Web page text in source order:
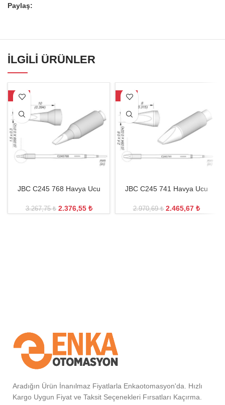
Paylaş:
İLGILI ÜRÜNLER
-27%
JBC C245 768 Havya Ucu
3.267,75₺ 2.376,55 ₺
-17%
JBC C245 741 Havya Ucu
2.970,69₺ 2.465,67 ₺
Aradığın Ürün İnanılmaz Fiyatlarla Enkaotomasyon'da. Hızlı
Kargo Uygun Fiyat ve Taksit Seçenekleri Fırsatları Kaçırma.